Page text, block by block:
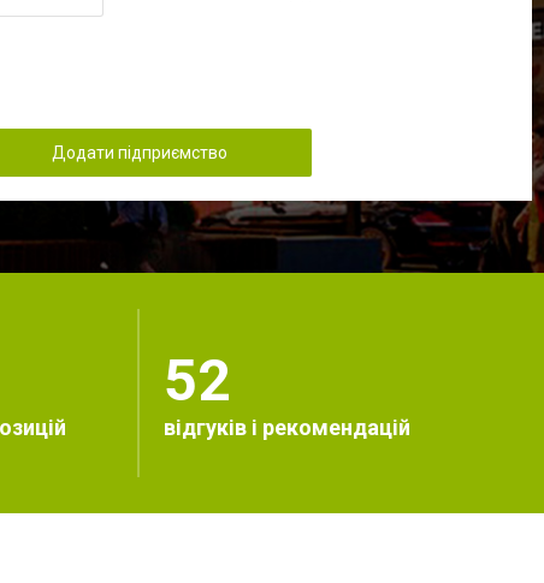
Додати підприємство
52
відгуків і рекомендацій